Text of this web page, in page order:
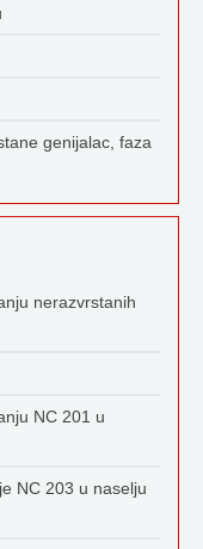
genijalac, faza
nerazvrstanih
NC 201 u
NC 203 u naselju